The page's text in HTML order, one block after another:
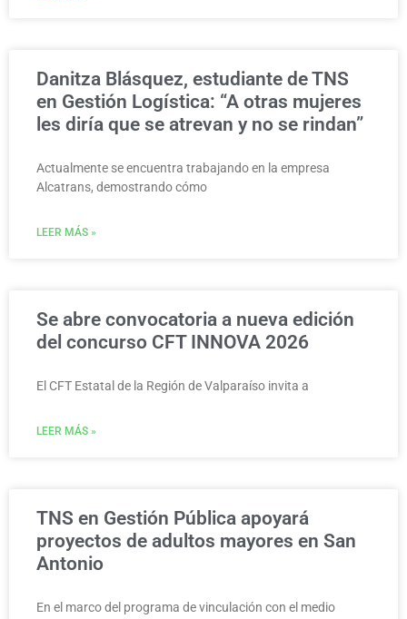
Danitza Blásquez, estudiante de TNS
en Gestión Logística: “A otras mujeres
les diría que se atrevan y no se rindan”
Actualmente se encuentra trabajando en la empresa
Alcatrans, demostrando cómo
LEER MÁS »
Se abre convocatoria a nueva edición
del concurso CFT INNOVA 2026
El CFT Estatal de la Región de Valparaíso invita a
LEER MÁS »
TNS en Gestión Pública apoyará
proyectos de adultos mayores en San
Antonio
En el marco del programa de vinculación con el medio